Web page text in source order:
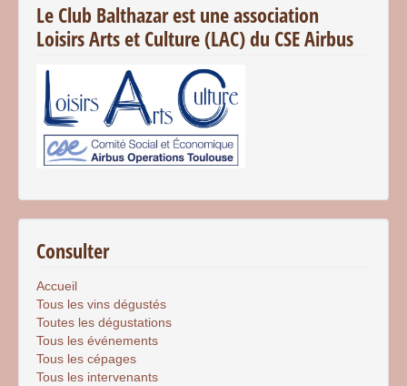
Le Club Balthazar est une association
Loisirs Arts et Culture (LAC) du CSE Airbus
Consulter
Accueil
Tous les vins dégustés
Toutes les dégustations
Tous les événements
Tous les cépages
Tous les intervenants